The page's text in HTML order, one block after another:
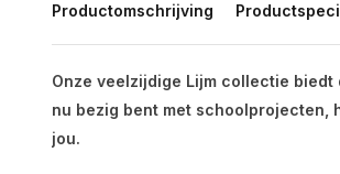
Productomschrijving
Onze veelzijdige Lijm collectie
nu bezig bent met
jou.